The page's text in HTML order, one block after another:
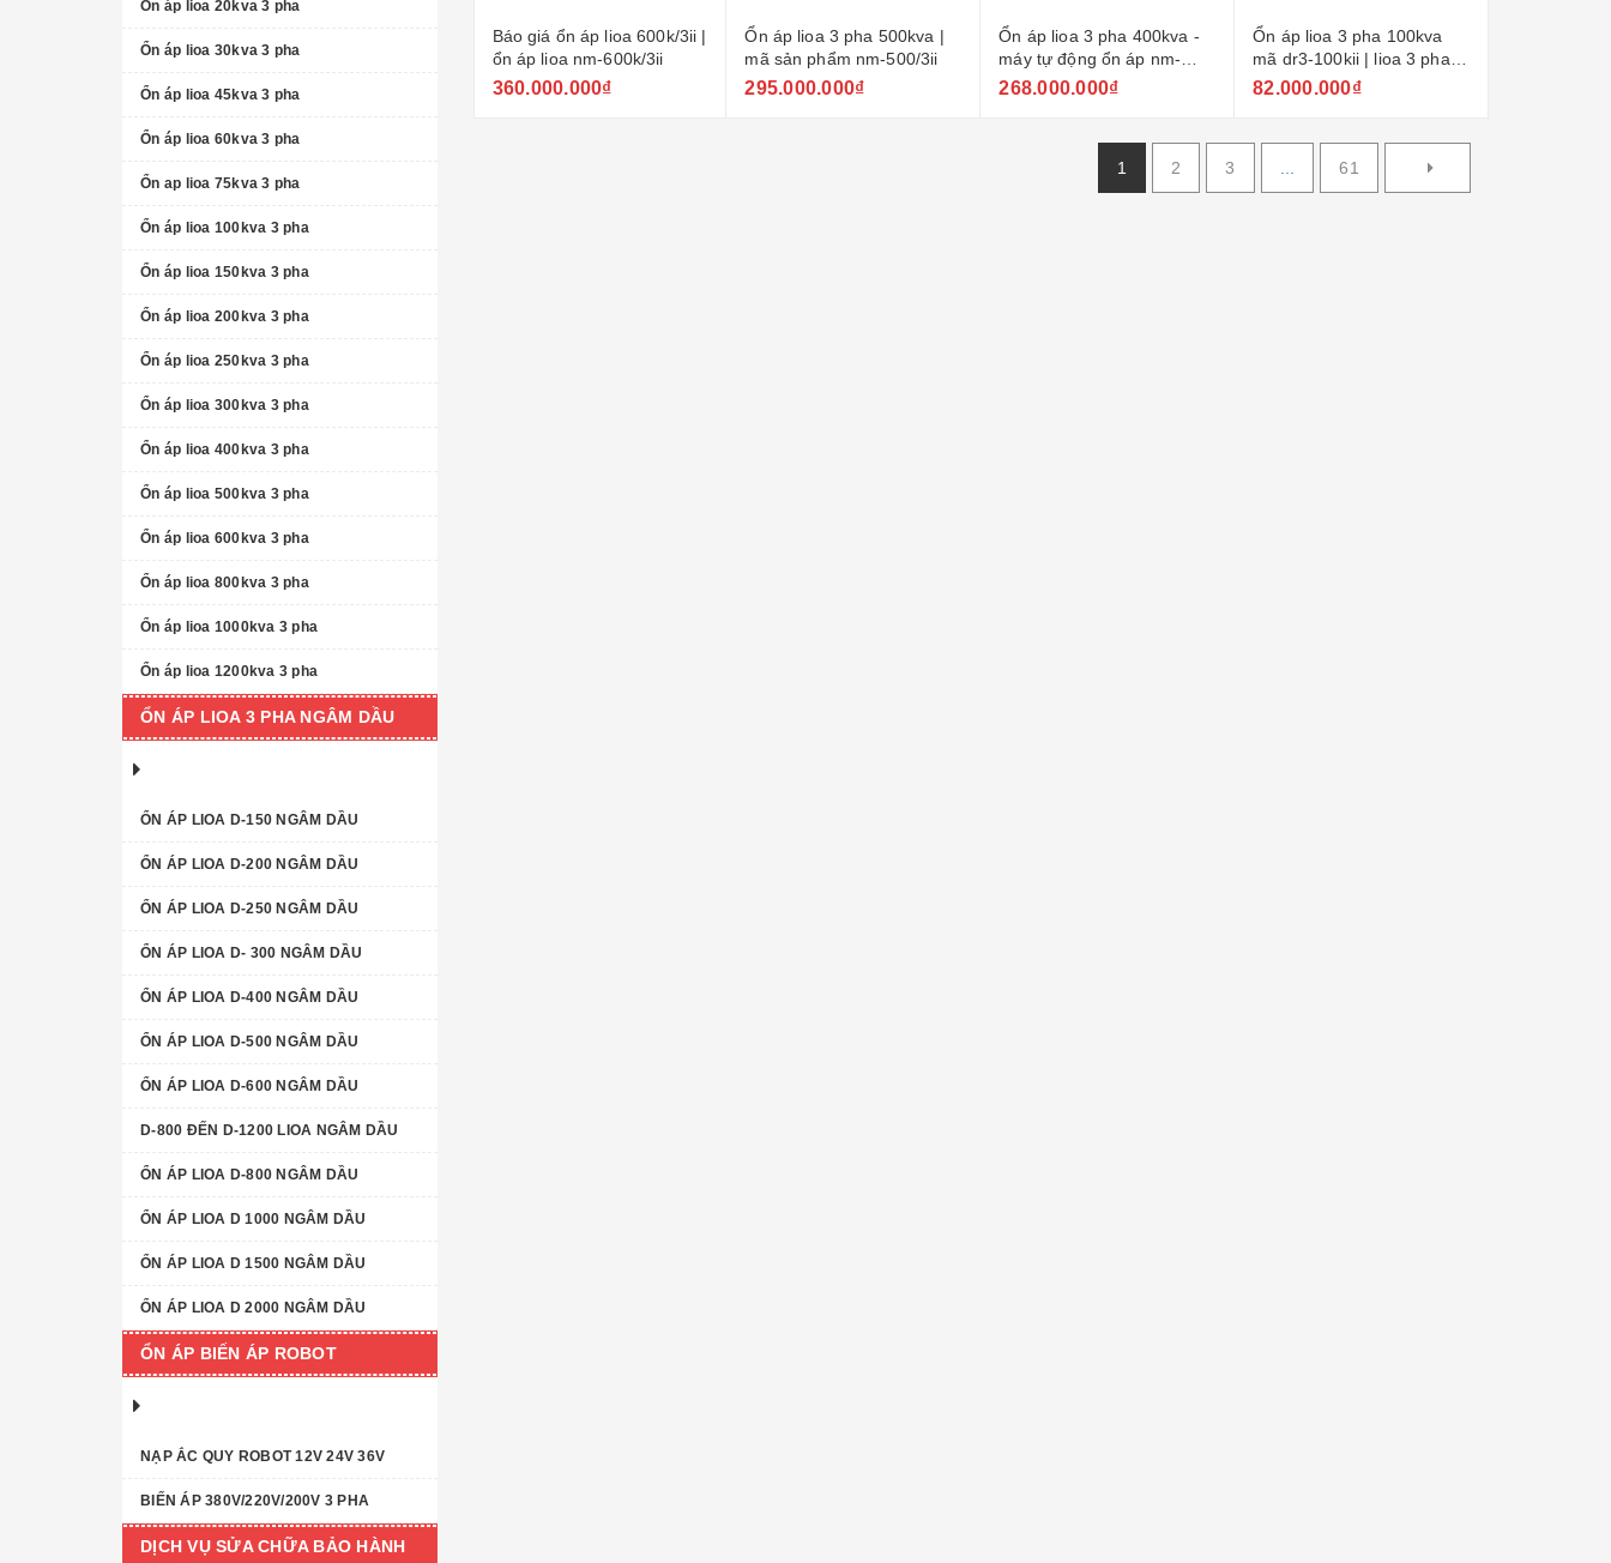
Báo giá ổn áp lioa 600k/3ii |
ổn áp lioa nm-600k/3ii
360.000.000₫
Ổn áp lioa 3 pha 500kva |
mã sản phẩm nm-500/3ii
295.000.000₫
Ổn áp lioa 3 pha 400kva -
máy tự động ổn áp nm-
400kii
268.000.000₫
Ổn áp lioa 3 pha 100kva
mã dr3-100kii | lioa 3 pha
100kw dải rộng 160v-430v
82.000.000₫
1 2 3 61
Ổn áp lioa 20kva 3 pha
Ổn áp lioa 30kva 3 pha
Ổn áp lioa 45kva 3 pha
Ổn áp lioa 60kva 3 pha
Ổn ap lioa 75kva 3 pha
Ổn áp lioa 100kva 3 pha
Ổn áp lioa 150kva 3 pha
Ổn áp lioa 200kva 3 pha
Ổn áp lioa 250kva 3 pha
Ổn áp lioa 300kva 3 pha
Ổn áp lioa 400kva 3 pha
Ổn áp lioa 500kva 3 pha
Ổn áp lioa 600kva 3 pha
Ổn áp lioa 800kva 3 pha
Ổn áp lioa 1000kva 3 pha
Ổn áp lioa 1200kva 3 pha
ỔN ÁP LIOA 3 PHA NGÂM DẦU
ỔN ÁP LIOA D-150 NGÂM DẦU
ỔN ÁP LIOA D-200 NGÂM DẦU
ỔN ÁP LIOA D-250 NGÂM DẦU
ỔN ÁP LIOA D- 300 NGÂM DẦU
ỔN ÁP LIOA D-400 NGÂM DẦU
ỔN ÁP LIOA D-500 NGÂM DẦU
ỔN ÁP LIOA D-600 NGÂM DẦU
D-800 ĐẾN D-1200 LIOA NGÂM DẦU
ỔN ÁP LIOA D-800 NGÂM DẦU
ỔN ÁP LIOA D 1000 NGÂM DẦU
ỔN ÁP LIOA D 1500 NGÂM DẦU
ỔN ÁP LIOA D 2000 NGÂM DẦU
ỔN ÁP BIẾN ÁP ROBOT
NẠP ẮC QUY ROBOT 12V 24V 36V
BIẾN ÁP 380V/220V/200V 3 PHA
DỊCH VỤ SỬA CHỮA BẢO HÀNH